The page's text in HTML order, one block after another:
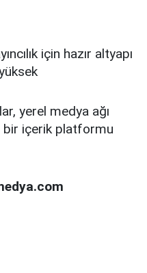
için hazır altyapı
yerel medya ağı
bir içerik platformu